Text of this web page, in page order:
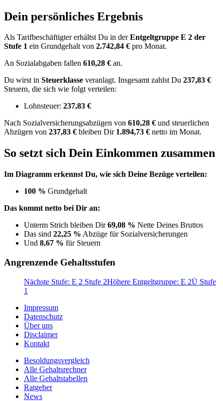
Dein persönliches Ergebnis
Als Tarifbeschäftigter erhältst Du in derEntgeltgruppe E 2 der
Stufe 1 ein Grundgehalt von 2.742,84 € pro Monat.
An Sozialabgaben fallen 610,28 € an.
Du wirst in Steuerklasse veranlagt. Insgesamt zahlst Du 237,83 €
Steuern, die sich wie folgt verteilen:
Lohnsteuer: 237,83 €
Nach Sozialversicherungsabzügen von 610,28 € und steuerlichen
Abzügen von 237,83 € bleiben Dir 1.894,73 € netto im Monat.
So setzt sich Dein Einkommen zusammen
Im Diagramm erkennst Du, wie sich Deine Bezüge verteilen:
100 % Grundgehalt
Das kommt netto bei Dir an:
Unterm Strich bleiben Dir69,08 % Nette Deines Bruttos
Das sind 22,25 % Abzüge für Sozialversicherungen
Und 8,67 % für Steuern
Angrenzende Gehaltsstufen
Nächste Stufe: E 2 Stufe 2Höhere Entgeltgruppe: E 2Ü Stufe
1
Impressum
Datenschutz
Über uns
Disclaimer
Kontakt
Besoldungsvergleich
Alle Gehaltsrechner
Alle Gehaltstabellen
Ratgeber
News